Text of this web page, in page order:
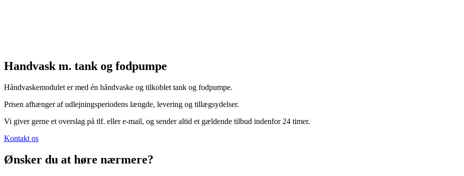
Handvask m. tank og fodpumpe
Håndvaskemodulet er med én håndvaske og tilkoblet tank og fodpumpe.
Prisen afhænger af udlejningsperiodens længde, levering og tillægsydelser.
Vi giver gerne et overslag på tlf. eller e-mail, og sender altid et gældende tilbud indenfor 24 timer.
Kontakt os
Ønsker du at høre nærmere?